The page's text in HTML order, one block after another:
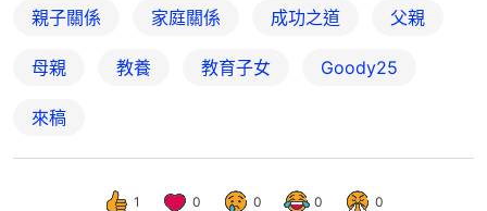
親子關係 家庭關係 成功之道 父親
母親 教養 教育子女 Goody25
來稿
1 0 0 0 0